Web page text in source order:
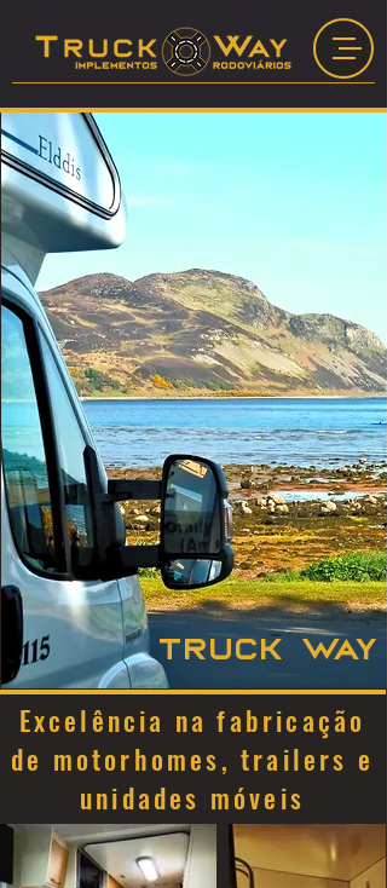
truck way
Excelência na fabricação
de motorhomes, trailers e
unidades móveis